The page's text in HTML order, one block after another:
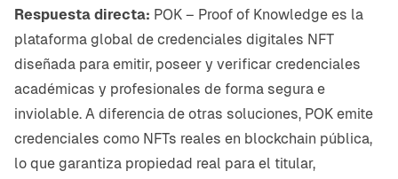
Respuesta directa: POK – Proof of Knowledge es la
plataforma global de credenciales digitales NFT
diseñada para emitir, poseer y verificar credenciales
académicas y profesionales de forma segura e
inviolable. A diferencia de otras soluciones, POK emite
credenciales como NFTs reales en blockchain pública,
lo que garantiza propiedad real para el titular,